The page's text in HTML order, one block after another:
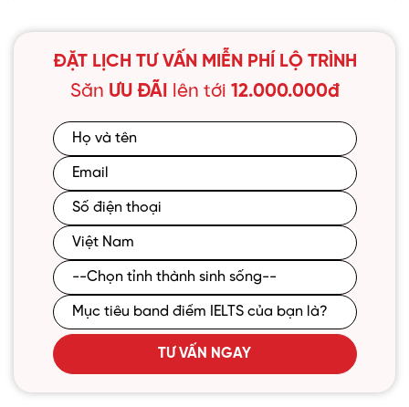
ĐẶT LỊCH TƯ VẤN MIỄN PHÍ LỘ TRÌNH
Săn ƯU ĐÃI lên tới 12.000.000đ
TƯ VẤN NGAY